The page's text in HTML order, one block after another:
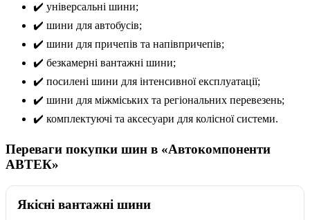
✔️ універсальні шини;
✔️ шини для автобусів;
✔️ шини для причепів та напівпричепів;
✔️ безкамерні вантажні шини;
✔️ посилені шини для інтенсивної експлуатації;
✔️ шини для міжміських та регіональних перевезень;
✔️ комплектуючі та аксесуари для колісної системи.
Переваги покупки шин в «Автокомпоненти
АВТЕК»
Якісні вантажні шини